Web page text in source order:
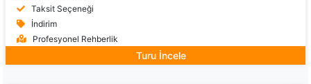
Taksit Seçeneği
İndirim
Profesyonel Rehberlik
Turu İncele